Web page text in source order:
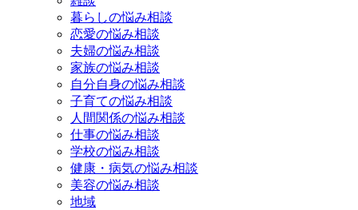
暮らしの悩み相談
恋愛の悩み相談
夫婦の悩み相談
家族の悩み相談
自分自身の悩み相談
子育ての悩み相談
人間関係の悩み相談
仕事の悩み相談
学校の悩み相談
健康・病気の悩み相談
美容の悩み相談
地域